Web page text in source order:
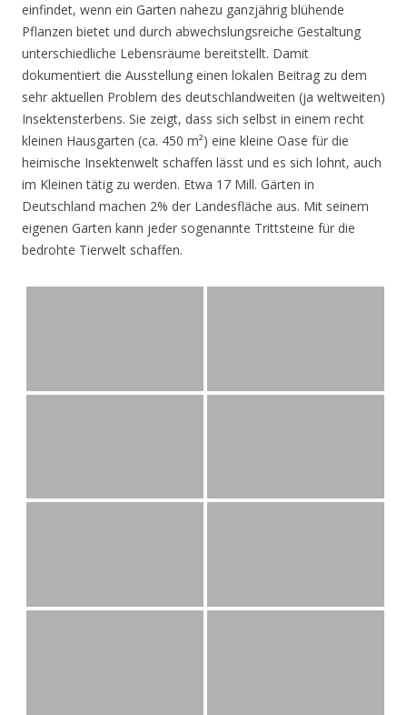
einfindet, wenn ein Garten nahezu ganzjährig blühende
Pflanzen bietet und durch abwechslungsreiche Gestaltung
unterschiedliche Lebensräume bereitstellt. Damit
dokumentiert die Ausstellung einen lokalen Beitrag zu dem
sehr aktuellen Problem des deutschlandweiten (ja weltweiten)
Insektensterbens. Sie zeigt, dass sich selbst in einem recht
kleinen Hausgarten (ca. 450 m²) eine kleine Oase für die
heimische Insektenwelt schaffen lässt und es sich lohnt, auch
im Kleinen tätig zu werden. Etwa 17 Mill. Gärten in
Deutschland machen 2% der Landesfläche aus. Mit seinem
eigenen Garten kann jeder sogenannte Trittsteine für die
bedrohte Tierwelt schaffen.